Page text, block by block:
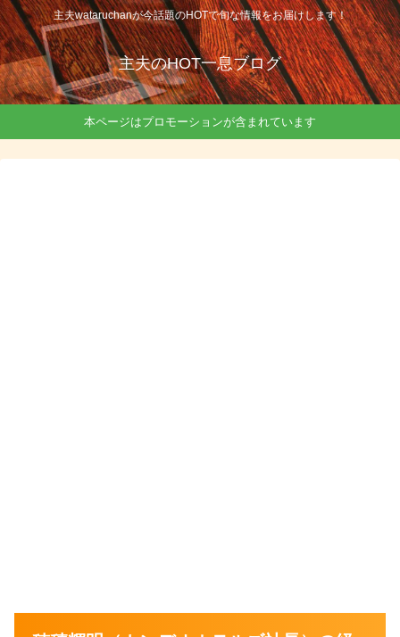
主夫wataruchanが今話題のHOTで旬な情報をお届けします！
主夫のHOT一息ブログ
本ページはプロモーションが含まれています